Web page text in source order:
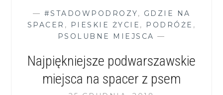
SPACEROWE
— #STADOWPODROZY, GDZIE NA
SPACER , PIESKIE ŻYCIE , PODRÓŻE ,
PSOLUBNE MIEJSCA —
Najpiękniejsze podwarszawskie
miejsca na spacer z psem